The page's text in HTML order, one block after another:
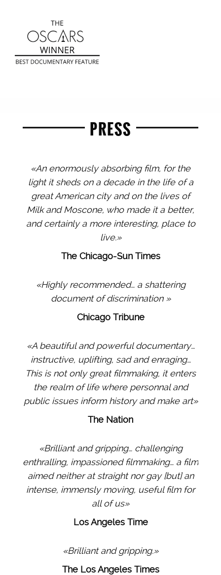
PRESS
«An enormously absorbing film, for the
light it sheds on a decade in the life of a
great American city and on the lives of
Milk and Moscone, who made it a better,
and certainly a more interesting, place to
live.»
The Chicago-Sun Times
«Highly recommended… a shattering
document of discrimination »
Chicago Tribune
«A beautiful and powerful documentary…
instructive, uplifting, sad and enraging…
This is not only great filmmaking, it enters
the realm of life where personnal and
public issues inform history and make art»
The Nation
«Brilliant and gripping… challenging
enthralling, impassioned filmmaking… a film
aimed neither at straight nor gay [but] an
intense, immensly moving, useful film for
all of us»
Los Angeles Time
«Brilliant and gripping.»
The Los Angeles Times